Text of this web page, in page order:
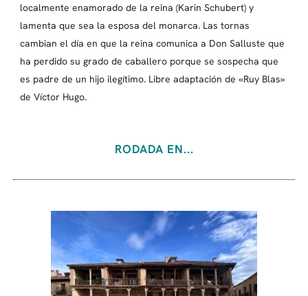
localmente enamorado de la reina (Karin Schubert) y
lamenta que sea la esposa del monarca. Las tornas
cambian el día en que la reina comunica a Don Salluste que
ha perdido su grado de caballero porque se sospecha que
es padre de un hijo ilegítimo. Libre adaptación de «Ruy Blas»
de Víctor Hugo.
RODADA EN...